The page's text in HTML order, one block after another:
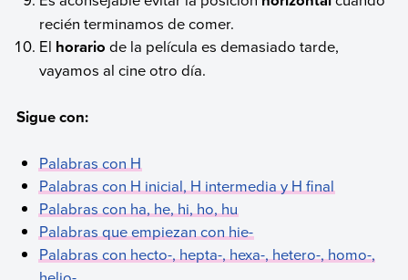
recién terminamos de comer.
El horario de la película es demasiado tarde,
vayamos al cine otro día.
Sigue con:
Palabras con H
Palabras con H inicial, H intermedia y H final
Palabras con ha, he, hi, ho, hu
Palabras que empiezan con hie-
Palabras con hecto-, hepta-, hexa-, hetero-, homo-,